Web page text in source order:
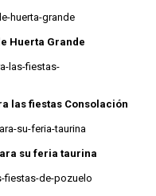
Huerta Grande
las fiestas Consolación
su feria taurina